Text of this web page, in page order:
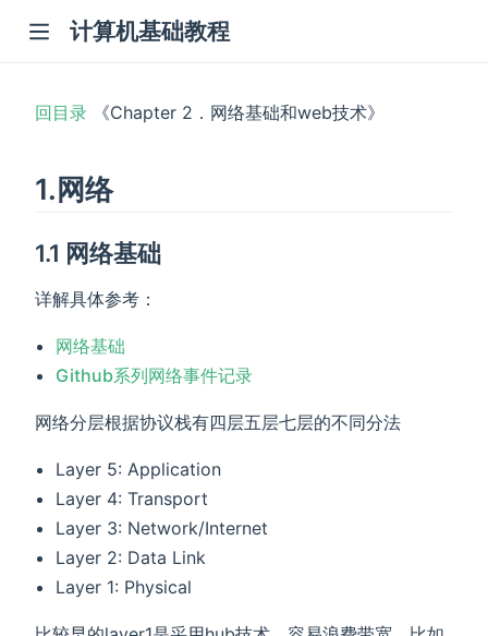
计算机基础教程
回目录 《Chapter 2．网络基础和web技术》
1.网络
1.1 网络基础
详解具体参考：
网络基础
Github系列网络事件记录
网络分层根据协议栈有四层五层七层的不同分法
Layer 5: Application
Layer 4: Transport
Layer 3: Network/Internet
Layer 2: Data Link
Layer 1: Physical